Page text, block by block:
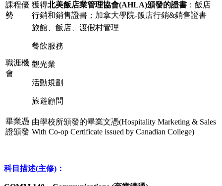
課程優
勢
獲得北美飯店業管理協會(AHLA)頒發的證書 ：飯店
行銷和銷售證書；加拿大學院-飯店行銷&銷售證書
職涯機
會
旅館、飯店、渡假村管理
餐飲服務
觀光業
活動規劃
旅遊顧問
畢業憑
證頒發
由學校所頒發的畢業文憑(Hospitality Marketing & Sales
With Co-op Certificate issued by Canadian College)
科目描述(主修)：